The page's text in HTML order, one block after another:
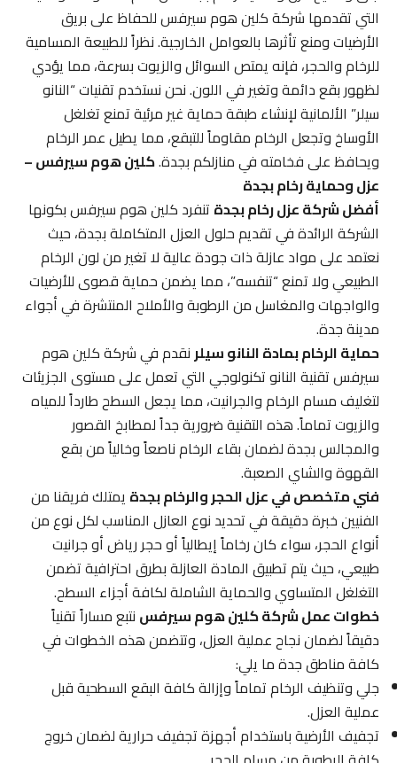
التي تقدمها شركة كلين هوم سيرفس للحفاظ على بريق
الأرضيات ومنع تأثرها بالعوامل الخارجية. نظراً للطبيعة المسامية
للرخام والحجر، فإنه يمتص السوائل والزيوت بسرعة، مما يؤدي
لظهور بقع دائمة وتغير في اللون. نحن نستخدم تقنيات “النانو
سيلر” الألمانية لإنشاء طبقة حماية غير مرئية تمنع تغلغل
الأوساخ وتجعل الرخام مقاوماً للتبقع، مما يطيل عمر الرخام
ويحافظ على فخامته في منازلكم بجدة.كلين هوم سيرفس –
عزل وحماية رخام بجدة
أفضل شركة عزل رخام بجدةتنفرد كلين هوم سيرفس بكونها
الشركة الرائدة في تقديم حلول العزل المتكاملة بجدة، حيث
نعتمد على مواد عازلة ذات جودة عالية لا تغير من لون الرخام
الطبيعي ولا تمنع “تنفسه”، مما يضمن حماية قصوى للأرضيات
والواجهات والمغاسل من الرطوبة والأملاح المنتشرة في أجواء
مدينة جدة.
حماية الرخام بمادة النانو سيلرنقدم في شركة كلين هوم
سيرفس تقنية النانو تكنولوجي التي تعمل على مستوى الجزيئات
لتغليف مسام الرخام والجرانيت، مما يجعل السطح طارداً للمياه
والزيوت تماماً. هذه التقنية ضرورية جداً لمطابخ القصور
والمجالس بجدة لضمان بقاء الرخام ناصعاً وخالياً من بقع
القهوة والشاي الصعبة.
فني متخصص في عزل الحجر والرخام بجدةيمتلك فريقنا من
الفنيين خبرة دقيقة في تحديد نوع العازل المناسب لكل نوع من
أنواع الحجر، سواء كان رخاماً إيطالياً أو حجر رياض أو جرانيت
طبيعي، حيث يتم تطبيق المادة العازلة بطرق احترافية تضمن
التغلغل المتساوي والحماية الشاملة لكافة أجزاء السطح.
خطوات عمل شركة كلين هوم سيرفسنتبع مساراً تقنياً
دقيقاً لضمان نجاح عملية العزل، وتتضمن هذه الخطوات في
كافة مناطق جدة ما يلي:
جلي وتنظيف الرخام تماماً وإزالة كافة البقع السطحية قبل
عملية العزل.
تجفيف الأرضية باستخدام أجهزة تجفيف حرارية لضمان خروج